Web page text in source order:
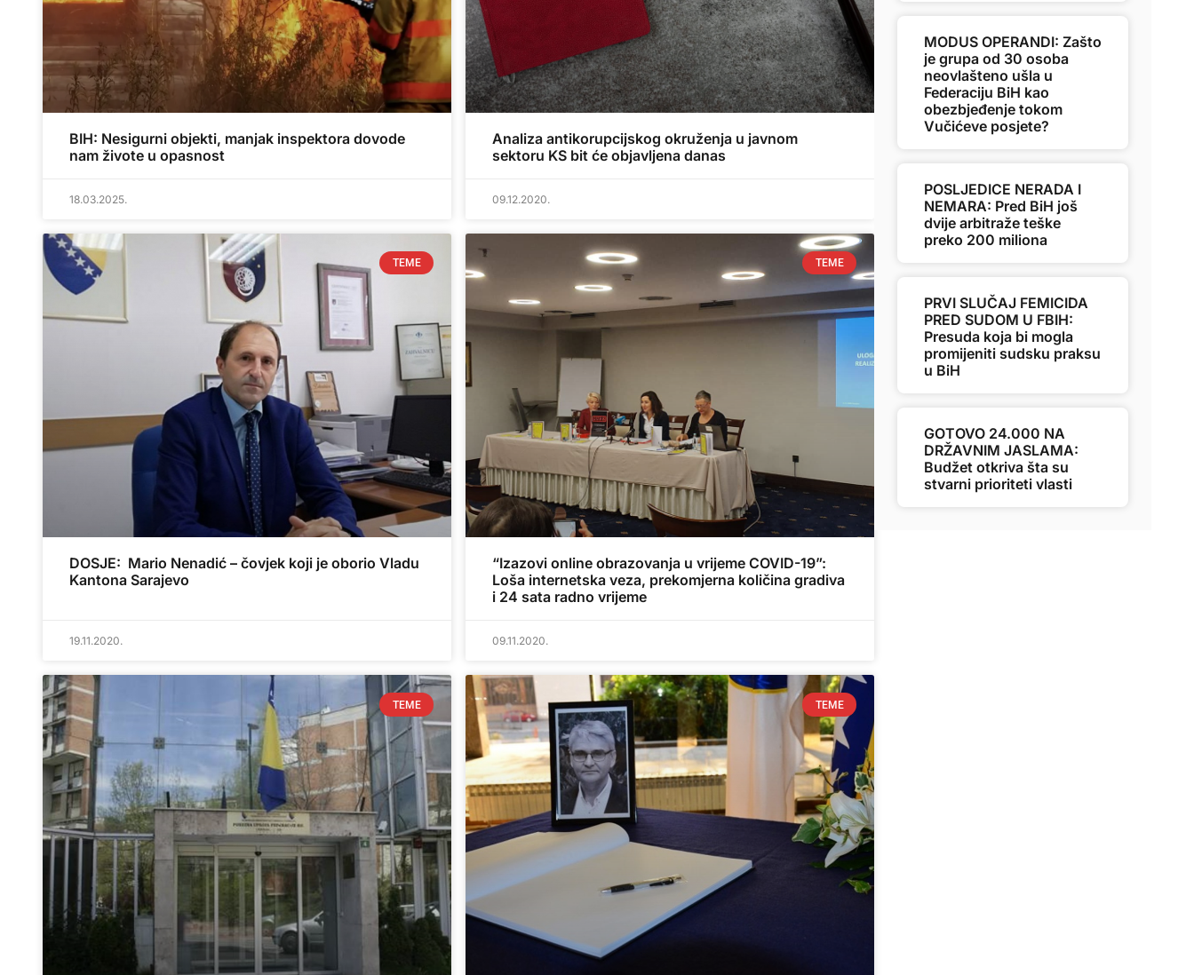
BIH: Nesigurni objekti, manjak inspektora dovode
nam živote u opasnost
18.03.2025.
Analiza antikorupcijskog okruženja u javnom
sektoru KS bit će objavljena danas
09.12.2020.
TEME
DOSJE: Mario Nenadić – čovjek koji je oborio Vladu
Kantona Sarajevo
19.11.2020.
TEME
“Izazovi online obrazovanja u vrijeme COVID-19”:
Loša internetska veza, prekomjerna količina gradiva
i 24 sata radno vrijeme
09.11.2020.
TEME TEME
MODUS OPERANDI: Zašto
je grupa od 30 osoba
neovlašteno ušla u
Federaciju BiH kao
obezbjeđenje tokom
Vučićeve posjete?
POSLJEDICE NERADA I
NEMARA: Pred BiH još
dvije arbitraže teške
preko 200 miliona
PRVI SLUČAJ FEMICIDA
PRED SUDOM U FBIH:
Presuda koja bi mogla
promijeniti sudsku praksu
u BiH
GOTOVO 24.000 NA
DRŽAVNIM JASLAMA:
Budžet otkriva šta su
stvarni prioriteti vlasti